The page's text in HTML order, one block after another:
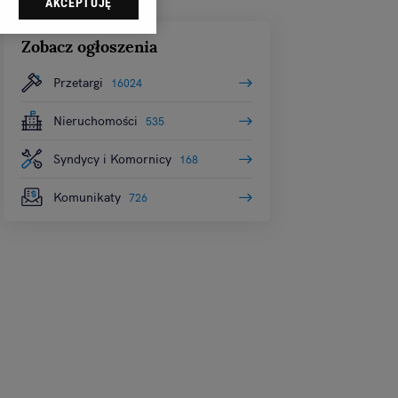
Zobacz ogłoszenia
Przetargi 16024
Nieruchomości 535
Syndycy i Komornicy 168
Komunikaty 726
do sekcji
identyfikacji.
pomiar reklam i